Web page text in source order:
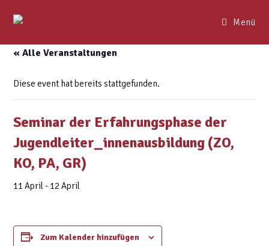
Menü
« Alle Veranstaltungen
Diese event hat bereits stattgefunden.
Seminar der Erfahrungsphase der
Jugendleiter_innenausbildung (ZO,
KO, PA, GR)
11 April- 12 April
Zum Kalender hinzufügen